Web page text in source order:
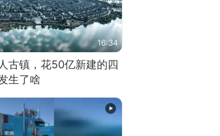
16:34
古镇，花50亿新建的四
生了啥